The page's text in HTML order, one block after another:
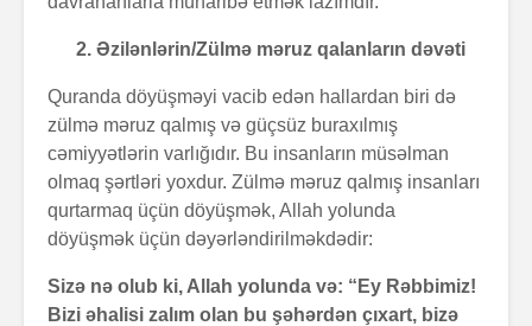
2. Əzilənlərin/Zülmə məruz qalanların dəvəti
Quranda döyüşməyi vacib edən hallardan biri də
zülmə məruz qalmış və güçsüz buraxılmış
cəmiyyətlərin varlığıdır. Bu insanların müsəlman
olmaq şərtləri yoxdur. Zülmə məruz qalmış insanları
qurtarmaq üçün döyüşmək, Allah yolunda
döyüşmək üçün dəyərləndirilməkdədir:
Sizə nə olub ki, Allah yolunda və: “Ey Rəbbimiz!
Bizi əhalisi zalım olan bu şəhərdən çıxart, bizə